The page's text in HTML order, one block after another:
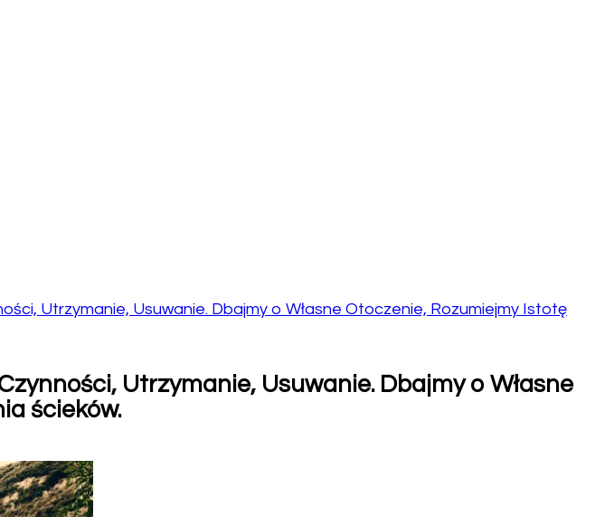
Utrzymanie, Usuwanie. Dbajmy o Własne Otoczenie, Rozumiejmy Istotę
Utrzymanie, Usuwanie. Dbajmy o Własne
ścieków.